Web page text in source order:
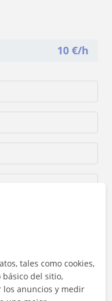
10 €/h
tales como cookies,
del sitio,
anuncios y medir